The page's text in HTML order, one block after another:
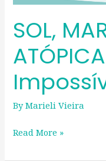
SOL,
ByMarieli Vieira
Read More »